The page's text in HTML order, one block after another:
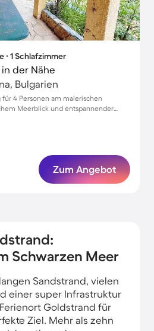
∙ 1 Schlafzimmer
der Nähe
Bulgarien
4 Personen am malerischen
Meerblick und entspannender
Zum Angebot
Schwarzen Meer
Sandstrand, vielen
einer super Infrastruktur
Goldstrand für
Ziel. Mehr als zehn